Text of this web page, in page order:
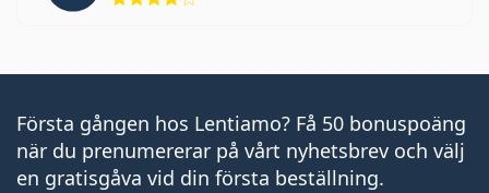
Första gången hos Lentiamo? Få 50 bonuspoäng
när du prenumererar på vårt nyhetsbrev och välj
en gratisgåva vid din första beställning.